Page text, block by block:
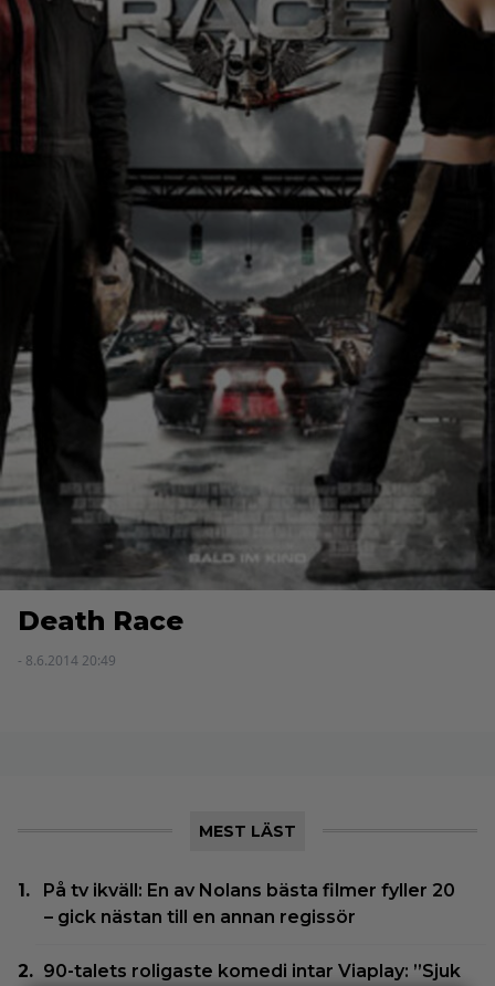
Death Race
- 8.6.2014 20:49
MEST LÄST
På tv ikväll: En av Nolans bästa filmer fyller 20
– gick nästan till en annan regissör
90-talets roligaste komedi intar Viaplay: ”Sjuk